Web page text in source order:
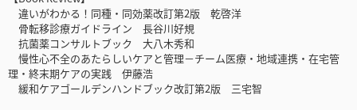
違いがわかる！同種・同効薬改訂第2版 乾啓洋
骨転移診療ガイドライン 長谷川好規
抗菌薬コンサルトブック 大八木秀和
慢性心不全のあたらしいケアと管理－チーム医療・地域連携・在宅管
理・終末期ケアの実践 伊藤浩
緩和ケアゴールデンハンドブック改訂第2版 三宅智